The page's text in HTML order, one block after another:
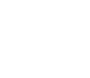
です。
ありません。
です。